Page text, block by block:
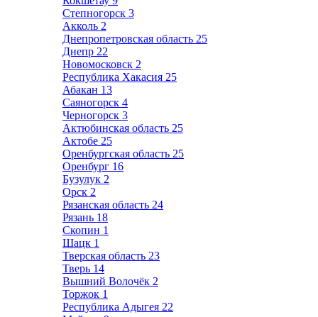
Степногорск 3
Акколь 2
Днепропетровская область 25
Днепр 22
Новомосковск 2
Республика Хакасия 25
Абакан 13
Саяногорск 4
Черногорск 3
Актюбинская область 25
Актобе 25
Оренбургская область 25
Оренбург 16
Бузулук 2
Орск 2
Рязанская область 24
Рязань 18
Скопин 1
Шацк 1
Тверская область 23
Тверь 14
Вышний Волочёк 2
Торжок 1
Республика Адыгея 22